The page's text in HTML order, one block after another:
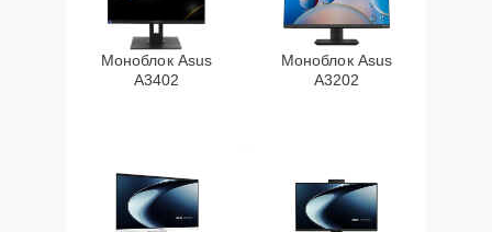
Моноблок Asus
A3402
Моноблок Asus
A3202